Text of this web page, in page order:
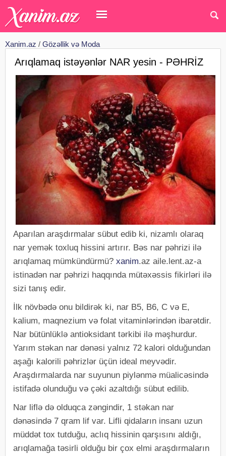
Xanim.az / Gözəllik və Moda
Arıqlamaq istəyənlər NAR yesin - PƏHRİZ
Aparılan araşdırmalar sübut edib ki, nizamlı olaraq
nar yemək toxluq hissini artırır. Bəs nar pəhrizi ilə
arıqlamaq mümkündürmü? xanim.az aile.lent.az-a
istinadən nar pəhrizi haqqında mütəxəssis fikirləri ilə
sizi tanış edir.
İlk növbədə onu bildirək ki, nar B5, B6, C və E,
kalium, maqnezium və folat vitaminlərindən ibarətdir.
Nar bütünlüklə antioksidant tərkibi ilə məşhurdur.
Yarım stəkan nar dənəsi yalnız 72 kalori olduğundan
aşağı kalorili pəhrizlər üçün ideal meyvədir.
Araşdırmalarda nar suyunun piylənmə müalicəsində
istifadə olunduğu və çəki azaltdığı sübut edilib.
Nar liflə də olduqca zəngindir, 1 stəkan nar
dənəsində 7 qram lif var. Lifli qidaların insanı uzun
müddət tox tutduğu, aclıq hissinin qarşısını aldığı,
arıqlamağa təsirli olduğu bir çox elmi araşdırmaların